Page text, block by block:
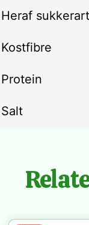
Heraf
Kostfibre
Protein
Salt